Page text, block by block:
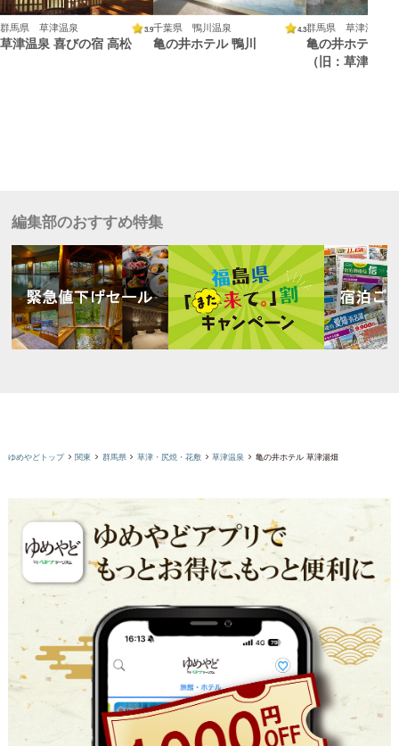
群馬県 草津温泉 3.9
草津温泉 喜びの宿 高松
千葉県 鴨川温泉 4.3
亀の井ホテル 鴨川
群馬県 草津温泉
亀の井ホテル
（旧：草津温
編集部のおすすめ特集
ゆめやどトップ 関東 群馬県 草津・尻焼・花敷 草津温泉 亀の井ホテル 草津湯畑